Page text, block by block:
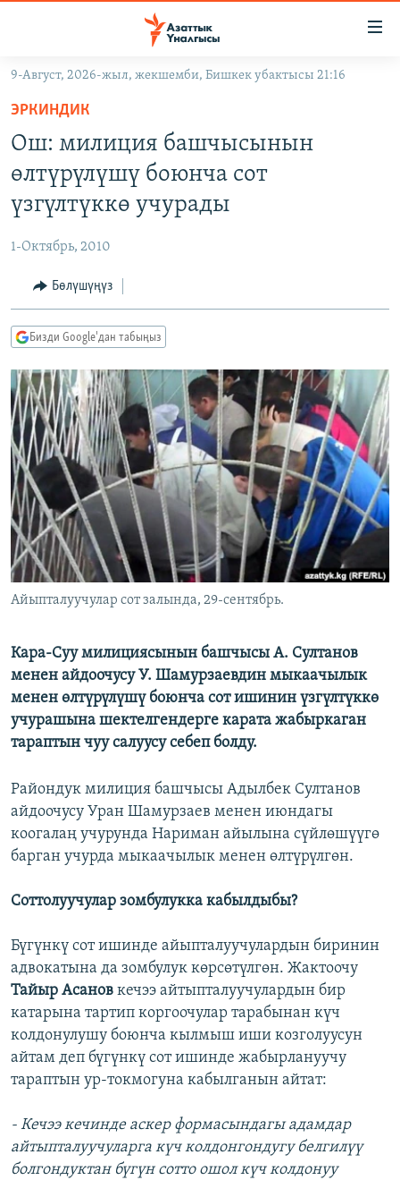
Навигацияга
өтүңүз
Издөөгө
салыңыз
МАДАНИЯТ
УКРАИНА
ТВ ПРОГРАММАЛАР
БҮГҮН АЗАТТЫКТА
ДАНИСТЕ
ЭЖЕ-СИҢДИЛЕР
АЗАТТЫК+
ЫҢГАЙСЫЗ СУРООЛОР
ПОДКАСТ
Русский
ОНЛАЙН ШЕРИНЕ
ЭЕ/АРнун бардык сайттары
9-Август, 2026-жыл, жекшемби, Бишкек убактысы 21:16
ЭРКИНДИК
Ош: милиция башчысынын
өлтүрүлүшү боюнча сот
үзгүлтүккө учурады
1-Октябрь, 2010
Бөлүшүңүз
Бизди Google'дан табыңыз
Айыпталуучулар сот залында, 29-сентябрь.
Кара-Суу милициясынын башчысы А. Султанов
менен айдоочусу У. Шамурзаевдин мыкаачылык
менен өлтүрүлүшү боюнча сот ишинин үзгүлтүккө
учурашына шектелгендерге карата жабыркаган
тараптын чуу салуусу себеп болду.
Райондук милиция башчысы Адылбек Султанов
айдоочусу Уран Шамурзаев менен июндагы
коогалаң учурунда Нариман айылына сүйлөшүүгө
барган учурда мыкаачылык менен өлтүрүлгөн.
Соттолуучулар зомбулукка кабылдыбы?
Бүгүнкү сот ишинде айыпталуучулардын биринин
адвокатына да зомбулук көрсөтүлгөн. Жактоочу
Тайыр Асанов кечээ айтыпталуучулардын бир
катарына тартип коргоочулар тарабынан күч
колдонулушу боюнча кылмыш иши козголуусун
айтам деп бүгүнкү сот ишинде жабырлануучу
тараптын ур-токмогуна кабылганын айтат:
- Кечээ кечинде аскер формасындагы адамдар
айтыпталуучуларга күч колдонгондугу белгилүү
болгондуктан бүгүн сотто ошол күч колдонуу